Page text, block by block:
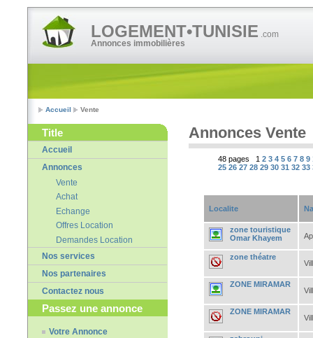
LOGEMENT•TUNISIE .com
Annonces immobilières
Accueil Vente
Title
Accueil
Annonces
Vente
Achat
Echange
Offres Location
Demandes Location
Nos services
Nos partenaires
Contactez nous
Passez une annonce
Votre Annonce
Annonces Vente
48 pages 1 2 3 4 5 6 7 8 9
25 26 27 28 29 30 31 32 33
Localite
zone touristique
Omar Khayem
zone théatre
ZONE MIRAMAR
ZONE MIRAMAR